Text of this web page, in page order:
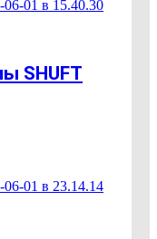
SHUFT